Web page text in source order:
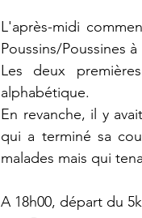
L'après-midi
Poussins/Poussines
Les deux
alphabétique.
En revanche, il y
qui a terminé sa
malades mais qui
A 18h00, départ du